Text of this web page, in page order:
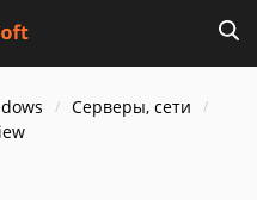
Серверы, сети